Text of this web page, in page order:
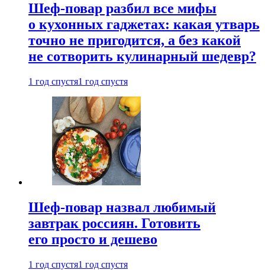
Шеф-повар разбил все мифы
о кухонных гаджетах: какая утварь
точно не пригодится, а без какой
не сотворить кулинарный шедевр?
1 год спустя1 год спустя
Шеф-повар назвал любимый
завтрак россиян. Готовить
его просто и дешево
1 год спустя1 год спустя